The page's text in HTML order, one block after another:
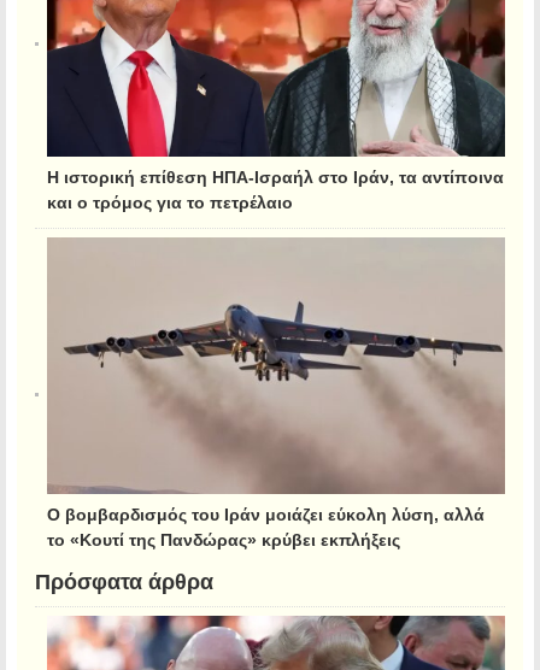
Η ιστορική επίθεση ΗΠΑ-Ισραήλ στο Ιράν, τα αντίποινα
και ο τρόμος για το πετρέλαιο
Ο βομβαρδισμός του Ιράν μοιάζει εύκολη λύση, αλλά
το «Κουτί της Πανδώρας» κρύβει εκπλήξεις
Πρόσφατα άρθρα